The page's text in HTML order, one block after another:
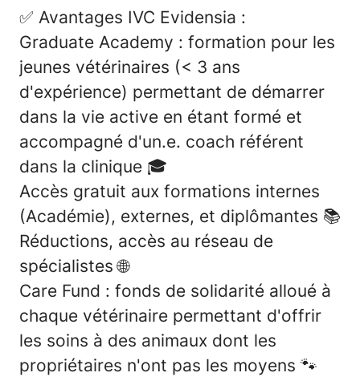
✅ Avantages IVC Evidensia :
Graduate Academy : formation pour les
jeunes vétérinaires (< 3 ans
d'expérience) permettant de démarrer
dans la vie active en étant formé et
accompagné d'un.e. coach référent
dans la clinique 🎓
Accès gratuit aux formations internes
(Académie), externes, et diplômantes 📚
Réductions, accès au réseau de
spécialistes🌐
Care Fund : fonds de solidarité alloué à
chaque vétérinaire permettant d'offrir
les soins à des animaux dont les
propriétaires n'ont pas les moyens 🐾